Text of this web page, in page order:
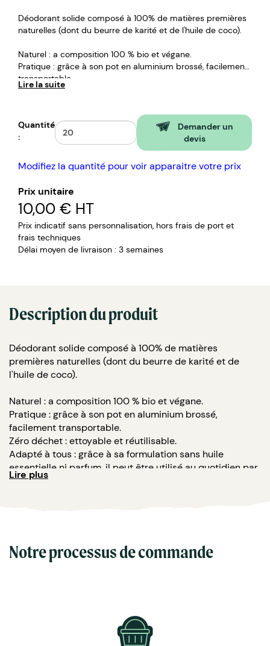
Déodorant solide composé à 100% de matières premières
naturelles (dont du beurre de karité et de l'huile de coco).
Naturel : a composition 100 % bio et végane.
Pratique : grâce à son pot en aluminium brossé, facilement
transportable.
Zéro déchet : ettoyable et réutilisable.
essentielle ni parfum, il peut être utilisé au quotidien par
tous, y compris les femmes enceintes.
Made in France : e déodorant est fabriqué de façon
artisanale dans le Puy de Dôme.
Contenance : ot de 30 ml.
Lire la suite
Quantité
:
Demander un
devis
Modifiez la quantité pour voir apparaitre votre prix
Prix unitaire
10,00 € HT
Prix indicatif sans personnalisation, hors frais de port et
frais techniques
Délai moyen de livraison : 3 semaines
Description du produit
Déodorant solide composé à 100% de matières
premières naturelles (dont du beurre de karité et de
l'huile de coco).
Naturel : a composition 100 % bio et végane.
Pratique : grâce à son pot en aluminium brossé,
facilement transportable.
Zéro déchet : ettoyable et réutilisable.
Adapté à tous : grâce à sa formulation sans huile
essentielle ni parfum, il peut être utilisé au quotidien par
tous, y compris les femmes enceintes.
Lire plus
Notre processus de commande